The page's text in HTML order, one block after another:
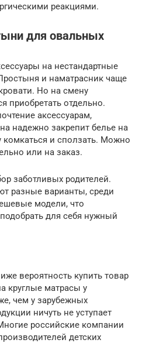
реакциями.
для овальных
на нестандартные
и наматрасник чаще
Но на смену
приобретать отдельно.
аксессуарам,
надежно закрепит белье на
комкаться и сползать. Можно
или на заказ.
заботливых родителей.
разные варианты, среди
модели, что
для себя нужный
вероятность купить товар
круглые матрасы у
чем у зарубежных
ничуть не уступает
российские компании
детских